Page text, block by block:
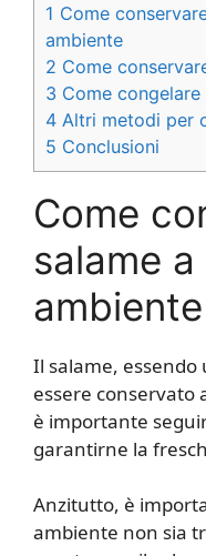
1 Come
ambiente
2 Come
3 Come congelare
4 Altri metodi per
5 Conclusioni
Come
salame
ambiente
Il salame,
essere
è importante
garantirne la
Anzitutto, è
ambiente non sia